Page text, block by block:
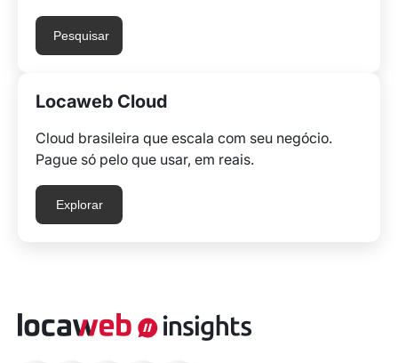
Pesquisar
Locaweb Cloud
Cloud brasileira que escala com seu negócio.
Pague só pelo que usar, em reais.
Explorar